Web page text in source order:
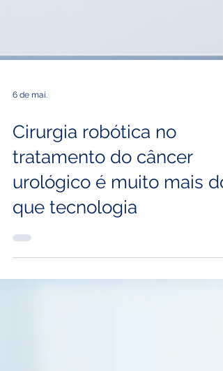
6 de mai.
Cirurgia robótica no
tratamento do câncer
urológico é muito mais do
que tecnologia